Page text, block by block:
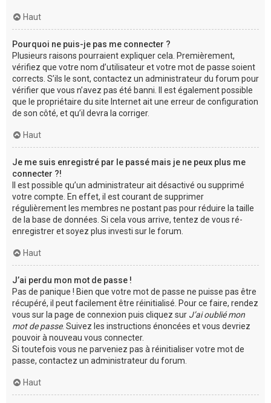
Haut
Pourquoi ne puis-je pas me connecter ?
Plusieurs raisons pourraient expliquer cela. Premièrement,
vérifiez que votre nom d’utilisateur et votre mot de passe soient
corrects. S’ils le sont, contactez un administrateur du forum pour
vérifier que vous n’avez pas été banni. Il est également possible
que le propriétaire du site Internet ait une erreur de configuration
de son côté, et qu’il devra la corriger.
Haut
Je me suis enregistré par le passé mais je ne peux plus me
connecter ?!
Il est possible qu’un administrateur ait désactivé ou supprimé
votre compte. En effet, il est courant de supprimer
régulièrement les membres ne postant pas pour réduire la taille
de la base de données. Si cela vous arrive, tentez de vous ré-
enregistrer et soyez plus investi sur le forum.
Haut
J’ai perdu mon mot de passe !
Pas de panique ! Bien que votre mot de passe ne puisse pas être
récupéré, il peut facilement être réinitialisé. Pour ce faire, rendez
vous sur la page de connexion puis cliquez sur J’ai oublié mon
mot de passe. Suivez les instructions énoncées et vous devriez
pouvoir à nouveau vous connecter.
Si toutefois vous ne parveniez pas à réinitialiser votre mot de
passe, contactez un administrateur du forum.
Haut